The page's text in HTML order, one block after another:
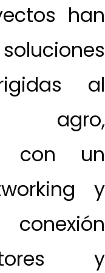
han
al
con un
y
y